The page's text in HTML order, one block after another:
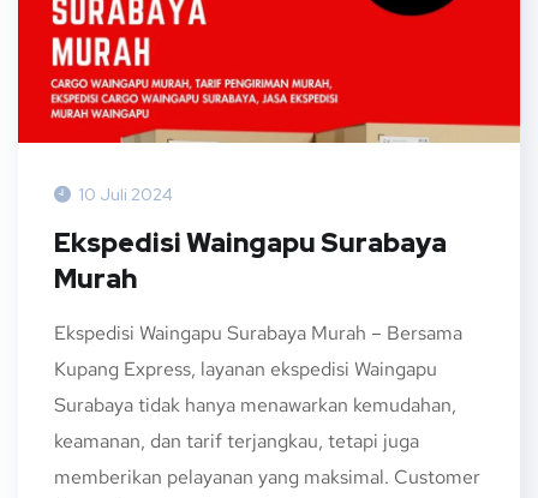
10 Juli 2024
Ekspedisi Waingapu Surabaya
Murah
Ekspedisi Waingapu Surabaya Murah – Bersama
Kupang Express, layanan ekspedisi Waingapu
Surabaya tidak hanya menawarkan kemudahan,
keamanan, dan tarif terjangkau, tetapi juga
memberikan pelayanan yang maksimal. Customer